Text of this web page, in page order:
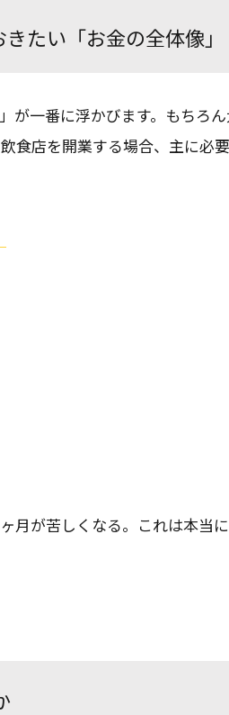
たい「お金の全体像」
が一番に浮かびます。もちろ
食店を開業する場合、主に必
月が苦しくなる。これは本当